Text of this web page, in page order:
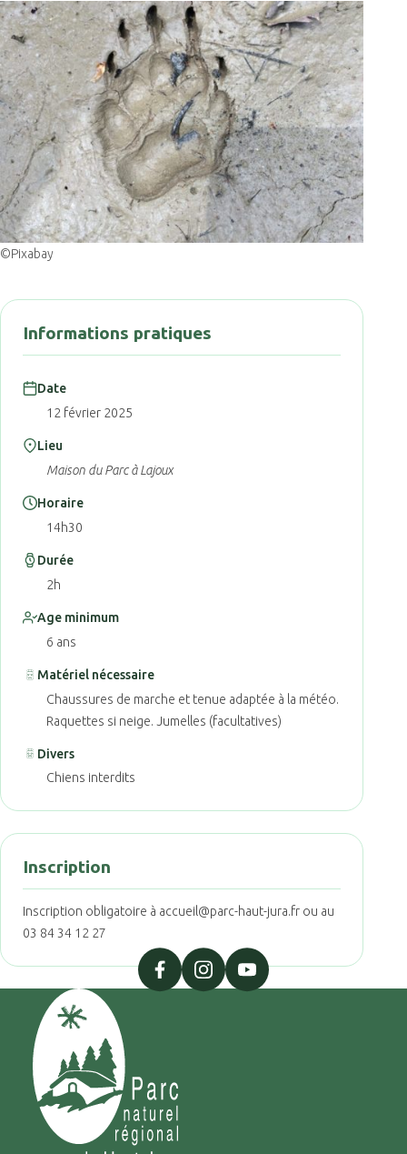
©Pixabay
Informations pratiques
Date
12 février 2025
Lieu
Maison du Parc à Lajoux
Horaire
14h30
Durée
2h
Age minimum
6 ans
Matériel nécessaire
Chaussures de marche et tenue adaptée à la météo.
Raquettes si neige. Jumelles (facultatives)
Divers
Chiens interdits
Inscription
Inscription obligatoire à accueil@parc-haut-jura.fr ou au
03 84 34 12 27
facebookinstagramyoutube